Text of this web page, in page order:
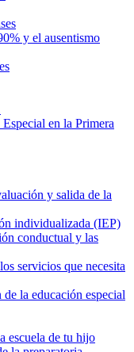
y el ausentismo
en la Primera
y salida de la
individualizada (IEP)
conductual y las
servicios que necesita
la educación especial
escuela de tu hijo